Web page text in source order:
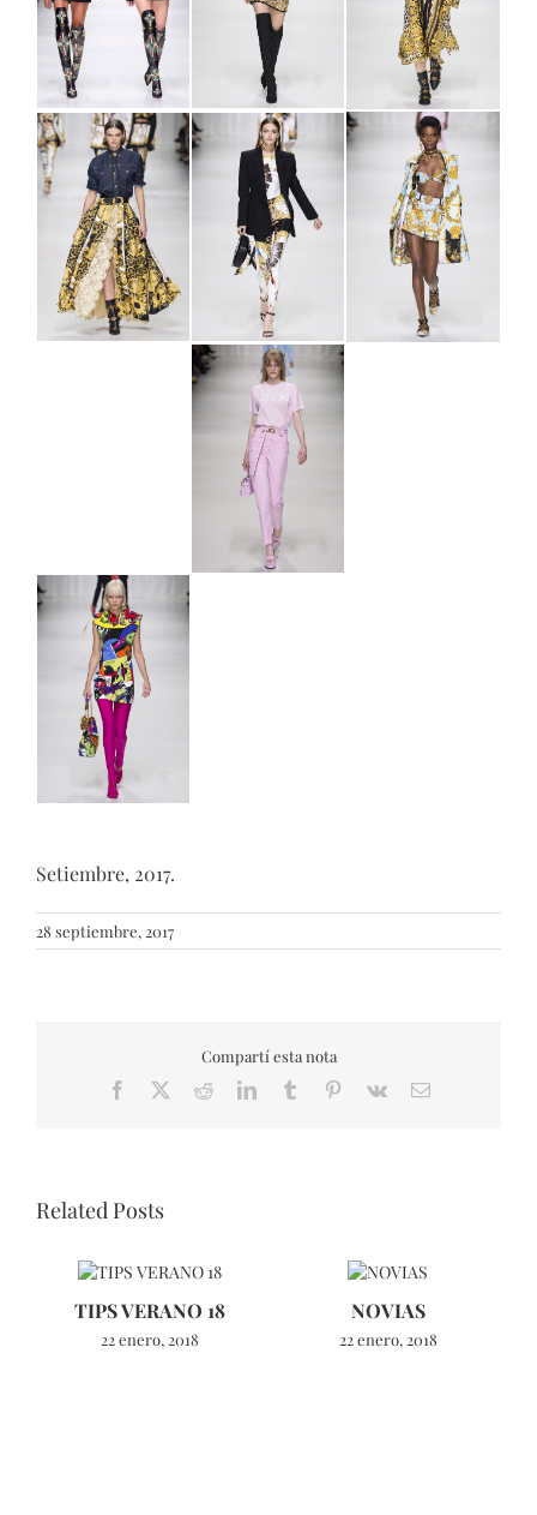
Setiembre, 2017.
28 septiembre, 2017
Compartí esta nota
Facebook RedditLinkedInTumblr Pinterest
Vk Email
Related Posts
TIPS VERANO 18
22 enero, 2018
NOVIAS
22 enero, 2018